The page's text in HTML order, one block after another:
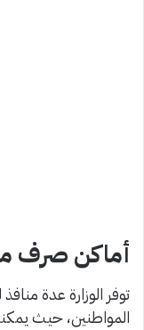
أماكن صرف
توفر الوزارة عدة
المواطنين، حيث